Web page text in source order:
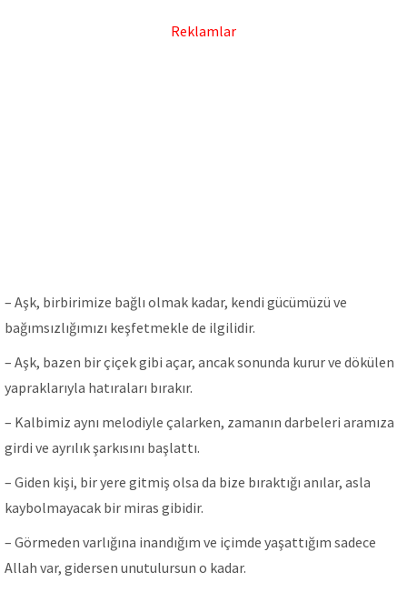
Reklamlar
– Aşk, birbirimize bağlı olmak kadar, kendi gücümüzü ve
bağımsızlığımızı keşfetmekle de ilgilidir.
– Aşk, bazen bir çiçek gibi açar, ancak sonunda kurur ve dökülen
yapraklarıyla hatıraları bırakır.
– Kalbimiz aynı melodiyle çalarken, zamanın darbeleri aramıza
girdi ve ayrılık şarkısını başlattı.
– Giden kişi, bir yere gitmiş olsa da bize bıraktığı anılar, asla
kaybolmayacak bir miras gibidir.
– Görmeden varlığına inandığım ve içimde yaşattığım sadece
Allah var, gidersen unutulursun o kadar.